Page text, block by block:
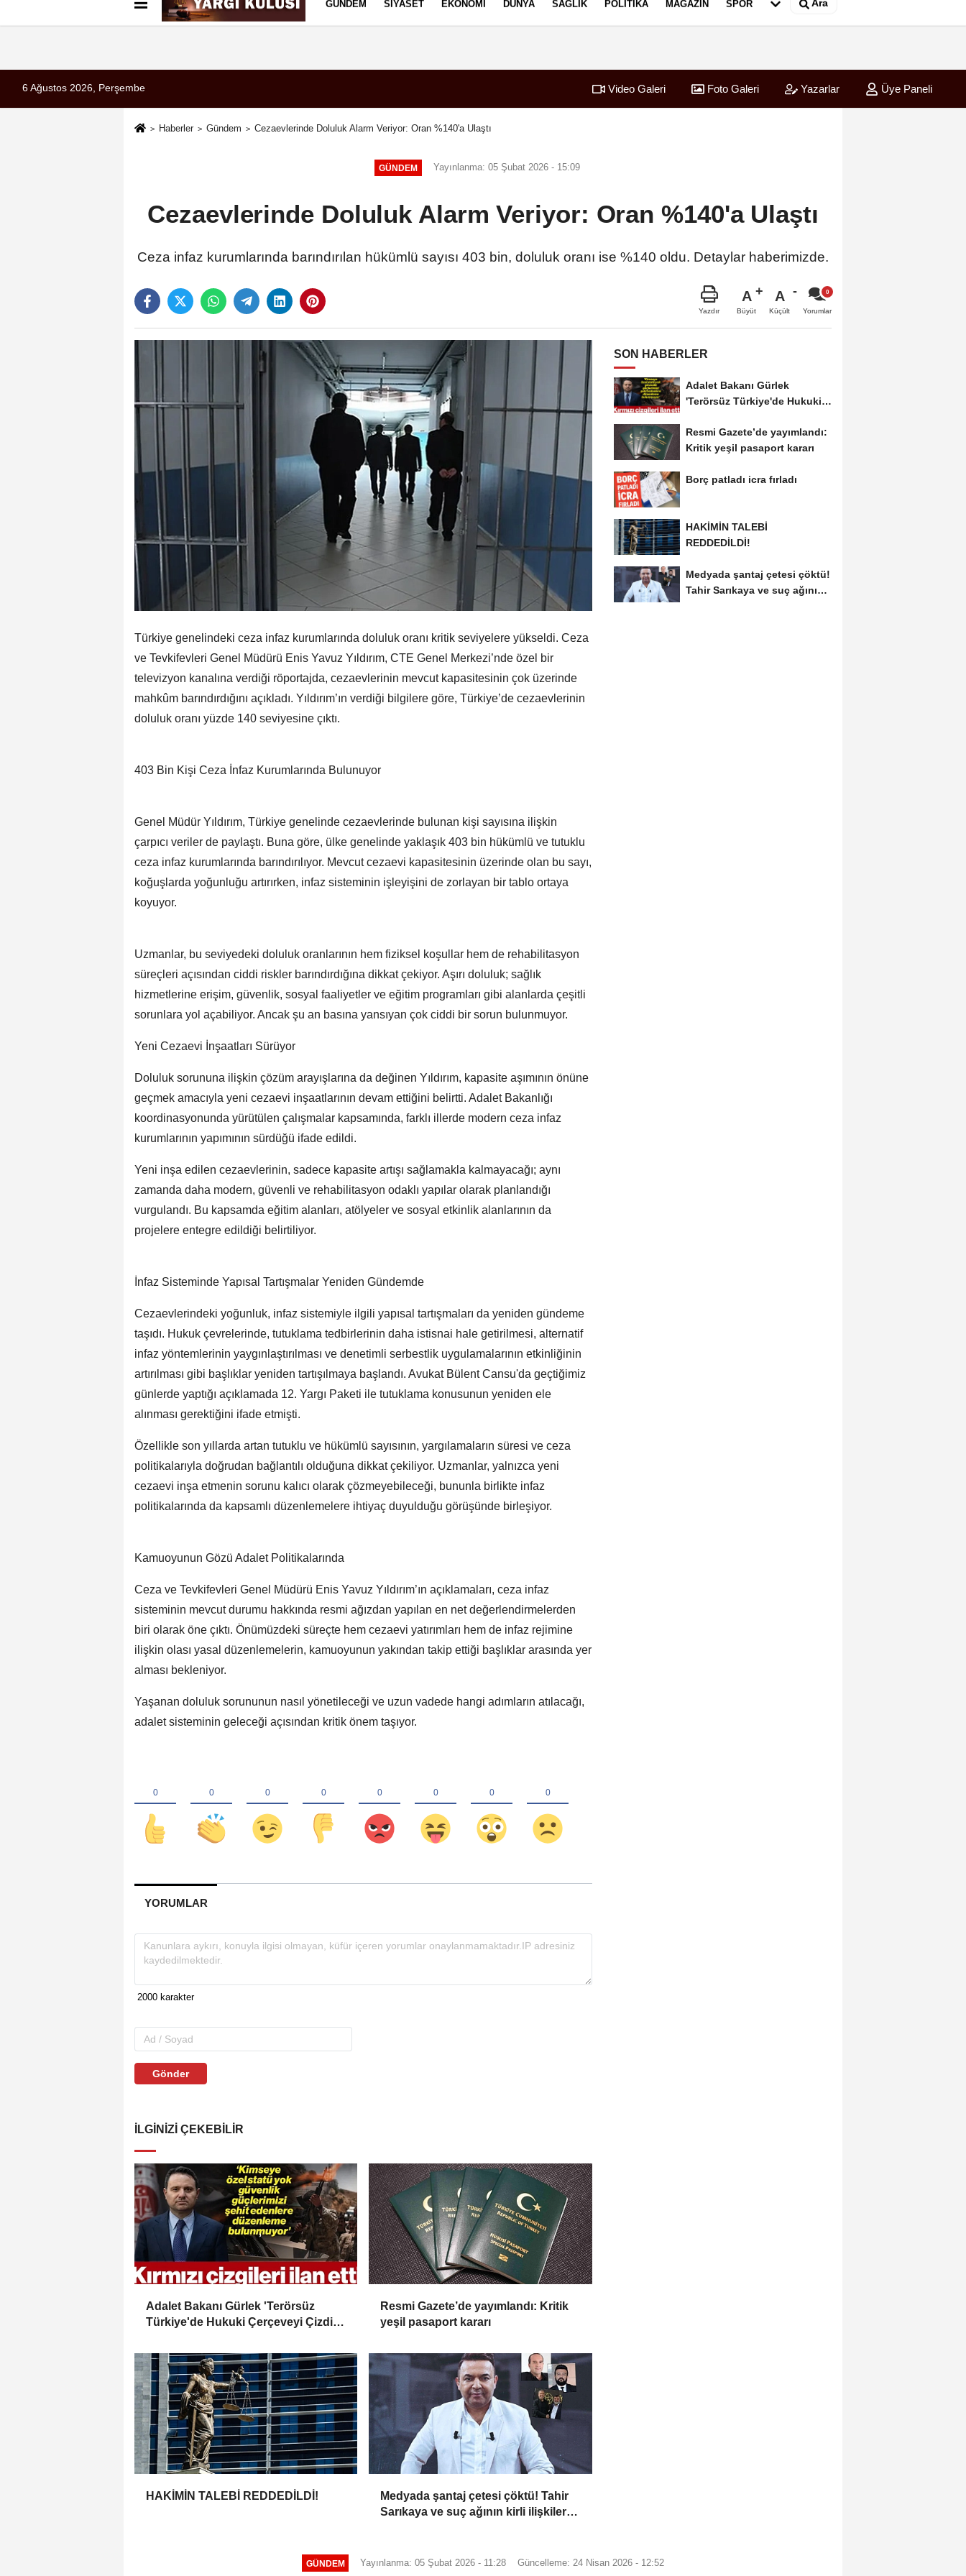
Künye İletişim Çerez Politikası
GÜNDEM SIYASET EKONOMI DÜNYA SAĞLIK POLITIKA MAGAZIN SPOR Ara
6 Ağustos 2026, Perşembe Video Galeri Foto Galeri Yazarlar Üye Paneli
Haberler Gündem Cezaevlerinde Doluluk Alarm Veriyor: Oran %140'a Ulaştı
GÜNDEM Yayınlanma: 05 Şubat 2026 - 15:09
Cezaevlerinde Doluluk Alarm Veriyor: Oran %140'a Ulaştı
Ceza infaz kurumlarında barındırılan hükümlü sayısı 403 bin, doluluk oranı ise %140 oldu. Detaylar haberimizde.
Yazdır
A
Büyüt
A
Küçült Yorumlar
Türkiye genelindeki ceza infaz kurumlarında doluluk oranı kritik seviyelere yükseldi. Ceza
ve Tevkifevleri Genel Müdürü Enis Yavuz Yıldırım, CTE Genel Merkezi’nde özel bir
televizyon kanalına verdiği röportajda, cezaevlerinin mevcut kapasitesinin çok üzerinde
mahkûm barındırdığını açıkladı. Yıldırım’ın verdiği bilgilere göre, Türkiye’de cezaevlerinin
doluluk oranı yüzde 140 seviyesine çıktı.
403 Bin Kişi Ceza İnfaz Kurumlarında Bulunuyor
Genel Müdür Yıldırım, Türkiye genelinde cezaevlerinde bulunan kişi sayısına ilişkin
çarpıcı veriler de paylaştı. Buna göre, ülke genelinde yaklaşık 403 bin hükümlü ve tutuklu
ceza infaz kurumlarında barındırılıyor. Mevcut cezaevi kapasitesinin üzerinde olan bu sayı,
koğuşlarda yoğunluğu artırırken, infaz sisteminin işleyişini de zorlayan bir tablo ortaya
koyuyor.
Uzmanlar, bu seviyedeki doluluk oranlarının hem fiziksel koşullar hem de rehabilitasyon
süreçleri açısından ciddi riskler barındırdığına dikkat çekiyor. Aşırı doluluk; sağlık
hizmetlerine erişim, güvenlik, sosyal faaliyetler ve eğitim programları gibi alanlarda çeşitli
sorunlara yol açabiliyor. Ancak şu an basına yansıyan çok ciddi bir sorun bulunmuyor.
Yeni Cezaevi İnşaatları Sürüyor
Doluluk sorununa ilişkin çözüm arayışlarına da değinen Yıldırım, kapasite aşımının önüne
geçmek amacıyla yeni cezaevi inşaatlarının devam ettiğini belirtti. Adalet Bakanlığı
koordinasyonunda yürütülen çalışmalar kapsamında, farklı illerde modern ceza infaz
kurumlarının yapımının sürdüğü ifade edildi.
Yeni inşa edilen cezaevlerinin, sadece kapasite artışı sağlamakla kalmayacağı; aynı
zamanda daha modern, güvenli ve rehabilitasyon odaklı yapılar olarak planlandığı
vurgulandı. Bu kapsamda eğitim alanları, atölyeler ve sosyal etkinlik alanlarının da
projelere entegre edildiği belirtiliyor.
İnfaz Sisteminde Yapısal Tartışmalar Yeniden Gündemde
Cezaevlerindeki yoğunluk, infaz sistemiyle ilgili yapısal tartışmaları da yeniden gündeme
taşıdı. Hukuk çevrelerinde, tutuklama tedbirlerinin daha istisnai hale getirilmesi, alternatif
infaz yöntemlerinin yaygınlaştırılması ve denetimli serbestlik uygulamalarının etkinliğinin
artırılması gibi başlıklar yeniden tartışılmaya başlandı. Avukat Bülent Cansu'da geçtiğimiz
günlerde yaptığı açıklamada 12. Yargı Paketi ile tutuklama konusunun yeniden ele
alınması gerektiğini ifade etmişti.
Özellikle son yıllarda artan tutuklu ve hükümlü sayısının, yargılamaların süresi ve ceza
politikalarıyla doğrudan bağlantılı olduğuna dikkat çekiliyor. Uzmanlar, yalnızca yeni
cezaevi inşa etmenin sorunu kalıcı olarak çözmeyebileceği, bununla birlikte infaz
politikalarında da kapsamlı düzenlemelere ihtiyaç duyulduğu görüşünde birleşiyor.
Kamuoyunun Gözü Adalet Politikalarında
Ceza ve Tevkifevleri Genel Müdürü Enis Yavuz Yıldırım’ın açıklamaları, ceza infaz
sisteminin mevcut durumu hakkında resmi ağızdan yapılan en net değerlendirmelerden
biri olarak öne çıktı. Önümüzdeki süreçte hem cezaevi yatırımları hem de infaz rejimine
ilişkin olası yasal düzenlemelerin, kamuoyunun yakından takip ettiği başlıklar arasında yer
alması bekleniyor.
Yaşanan doluluk sorununun nasıl yönetileceği ve uzun vadede hangi adımların atılacağı,
adalet sisteminin geleceği açısından kritik önem taşıyor.
YORUMLAR
Gönder
İLGINIZI ÇEKEBILIR
Adalet Bakanı Gürlek 'Terörsüz
Türkiye'de Hukuki Çerçeveyi Çizdi:
Resmi Gazete’de yayımlandı: Kritik
yeşil pasaport kararı
HAKİMİN TALEBİ REDDEDİLDİ!
Medyada şantaj çetesi çöktü! Tahir
Sarıkaya ve suç ağının kirli ilişkiler
SON HABERLER
Adalet Bakanı Gürlek
'Terörsüz Türkiye'de Hukuki
Resmi Gazete’de yayımlandı:
Kritik yeşil pasaport kararı
Borç patladı icra fırladı
HAKİMİN TALEBİ
REDDEDİLDİ!
Medyada şantaj çetesi çöktü!
Tahir Sarıkaya ve suç ağının
GÜNDEM Yayınlanma: 05 Şubat 2026 - 11:28 Güncelleme: 24 Nisan 2026 - 12:52